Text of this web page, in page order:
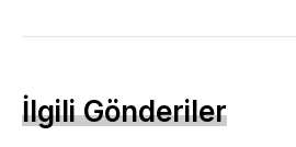
İlgili Gönderiler